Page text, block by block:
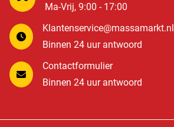
Ma-Vrij, 9:00 - 17:00
Klantenservice@massamarkt.nl
Binnen 24 uur antwoord
Contactformulier
Binnen 24 uur antwoord